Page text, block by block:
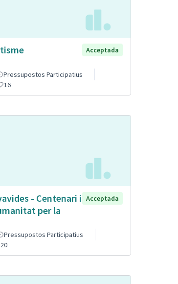
Acceptada
Pressupostos Participatius
16
- Centenari i
per la
Acceptada
Pressupostos Participatius
20